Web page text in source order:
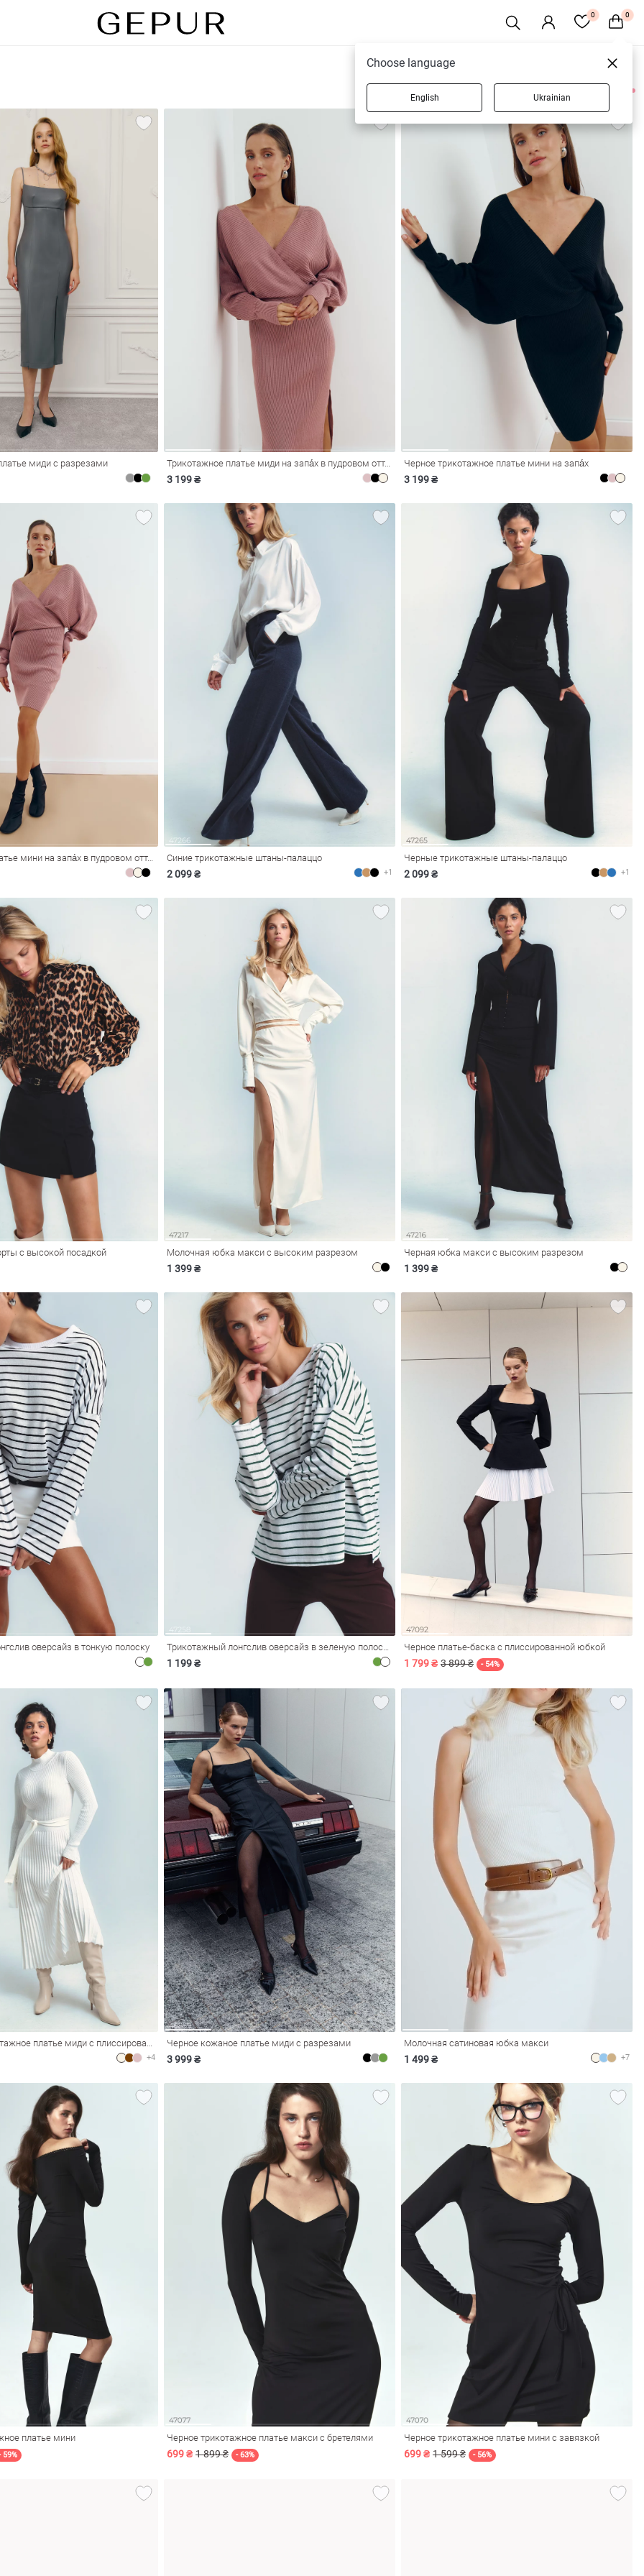
0 0
31 товаров
миди с разрезами Трикотажное платье миди на запа́х в пудровом оттенке
3 199 ₴
Черное трикотажное платье мини на запа́х
3 199 ₴
Трикотажное платье мини на запа́х в пудровом оттенке Синие трикотажные штаны-палаццо
2 099 ₴ +1
Черные трикотажные штаны-палаццо
2 099 ₴ +1
с высокой посадкой Молочная юбка макси с высоким разрезом
1 399 ₴
Черная юбка макси с высоким разрезом
1 399 ₴
оверсайз в тонкую полоску Трикотажный лонгслив оверсайз в зеленую полоску
1 199 ₴
Черное платье-баска с плиссированной юбкой
1 799 ₴ 3 899 ₴ - 54%
Молочное трикотажное платье миди с плиссированием
+4
Черное кожаное платье миди с разрезами
3 999 ₴
Молочная сатиновая юбка макси
1 499 ₴ +7
платье мини
59%
Черное трикотажное платье макси с бретелями
699 ₴ 1 899 ₴ - 63%
Черное трикотажное платье мини с завязкой
699 ₴ 1 599 ₴ - 56%
Choose language
English Ukrainian